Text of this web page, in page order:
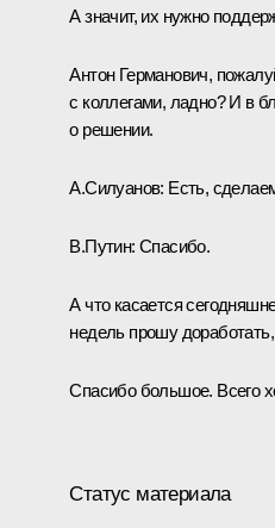
А значит, их нужно
Антон Германович,
с коллегами, ладно? И в
о решении.
А.Силуанов: Есть,
В.Путин: Спасибо.
А что касается
недель прошу
Спасибо большое. Всего
Статус материала